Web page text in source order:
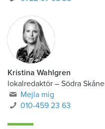
Kristina Wahlgren
lokalredaktör – Södra Skåne
Mejla mig
010-459 23 63